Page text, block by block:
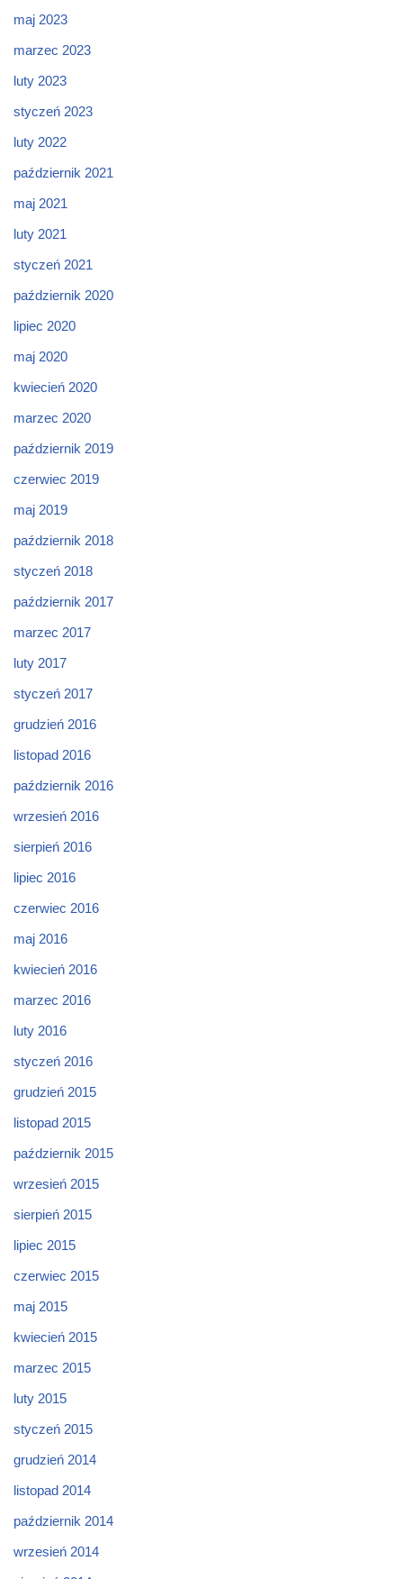
maj 2023
marzec 2023
luty 2023
styczeń 2023
luty 2022
październik 2021
maj 2021
luty 2021
styczeń 2021
październik 2020
lipiec 2020
maj 2020
kwiecień 2020
marzec 2020
październik 2019
czerwiec 2019
maj 2019
październik 2018
styczeń 2018
październik 2017
marzec 2017
luty 2017
styczeń 2017
grudzień 2016
listopad 2016
październik 2016
wrzesień 2016
sierpień 2016
lipiec 2016
czerwiec 2016
maj 2016
kwiecień 2016
marzec 2016
luty 2016
styczeń 2016
grudzień 2015
listopad 2015
październik 2015
wrzesień 2015
sierpień 2015
lipiec 2015
czerwiec 2015
maj 2015
kwiecień 2015
marzec 2015
luty 2015
styczeń 2015
grudzień 2014
listopad 2014
październik 2014
wrzesień 2014